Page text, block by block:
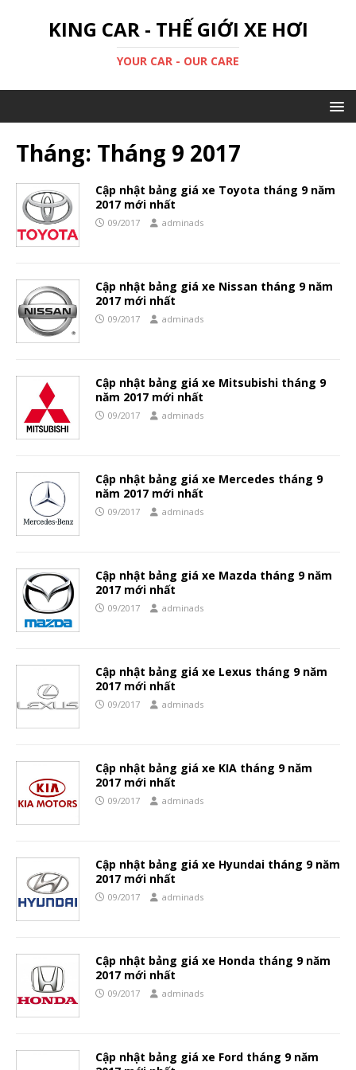
KING CAR - THẾ GIỚI XE HƠI
YOUR CAR - OUR CARE
Tháng: Tháng 9 2017
Cập nhật bảng giá xe Toyota tháng 9 năm
2017 mới nhất
09/2017 adminads
Cập nhật bảng giá xe Nissan tháng 9 năm
2017 mới nhất
09/2017 adminads
Cập nhật bảng giá xe Mitsubishi tháng 9
năm 2017 mới nhất
09/2017 adminads
Cập nhật bảng giá xe Mercedes tháng 9
năm 2017 mới nhất
09/2017 adminads
Cập nhật bảng giá xe Mazda tháng 9 năm
2017 mới nhất
09/2017 adminads
Cập nhật bảng giá xe Lexus tháng 9 năm
2017 mới nhất
09/2017 adminads
Cập nhật bảng giá xe KIA tháng 9 năm
2017 mới nhất
09/2017 adminads
Cập nhật bảng giá xe Hyundai tháng 9 năm
2017 mới nhất
09/2017 adminads
Cập nhật bảng giá xe Honda tháng 9 năm
2017 mới nhất
09/2017 adminads
Cập nhật bảng giá xe Ford tháng 9 năm